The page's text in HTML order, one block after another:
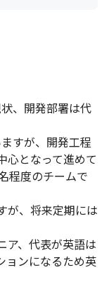
、開発部署は代
すが、開発工程
心となって進めて
程度のチームで
が、将来定期には
ア、代表が英語は
ョンになるため英